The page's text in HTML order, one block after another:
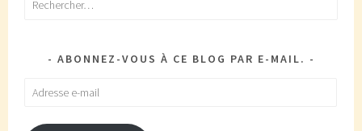
ABONNEZ-VOUS À CE BLOG PAR E-MAIL.
Adresse
mail